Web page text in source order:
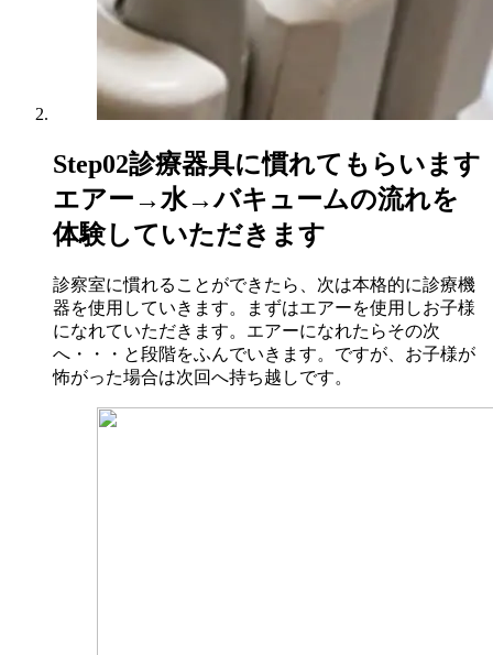
Step02診療器具に慣れてもらいます
エアー→水→バキュームの流れを
体験していただきます
診察室に慣れることができたら、次は本格的に診療機
器を使用していきます。まずはエアーを使用しお子様
になれていただきます。エアーになれたらその次
へ・・・と段階をふんでいきます。ですが、お子様が
怖がった場合は次回へ持ち越しです。